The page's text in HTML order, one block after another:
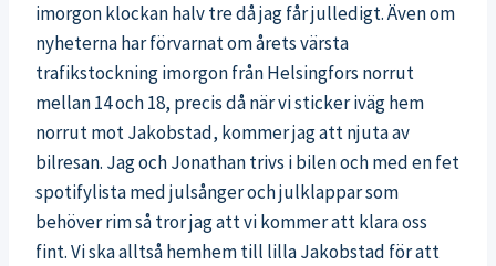
imorgon klockan halv tre då jag får julledigt. Även om
nyheterna har förvarnat om årets värsta
trafikstockning imorgon från Helsingfors norrut
mellan 14 och 18, precis då när vi sticker iväg hem
norrut mot Jakobstad, kommer jag att njuta av
bilresan. Jag och Jonathan trivs i bilen och med en fet
spotifylista med julsånger och julklappar som
behöver rim så tror jag att vi kommer att klara oss
fint. Vi ska alltså hemhem till lilla Jakobstad för att